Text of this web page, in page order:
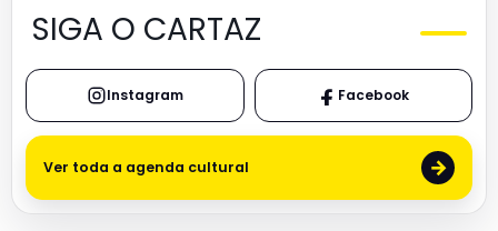
SIGA O CARTAZ
Instagram Facebook
Ver toda a agenda cultural →